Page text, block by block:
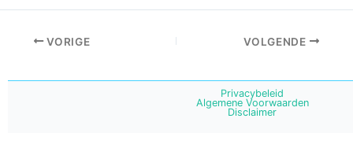
VORIGE VOLGENDE
Privacybeleid
Algemene Voorwaarden
Disclaimer